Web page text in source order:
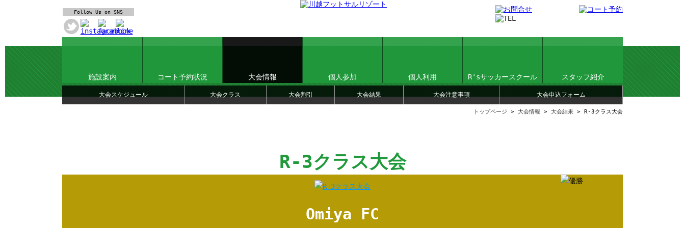
Follow Us on SNS
施設案内 コート予約状況 大会情報 個人参加 個人利用 R'sサッカースクール スタッフ紹介
大会スケジュール 大会クラス 大会割引 大会結果 大会注意事項 大会申込フォーム
トップページ > 大会情報 > 大会結果 > R-3クラス大会
R-3クラス大会
Omiya FC